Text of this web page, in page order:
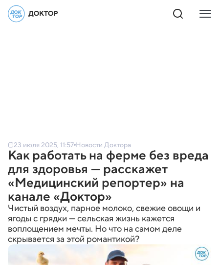
23 июля 2025, 11:57 Новости Доктора
Как работать на ферме без вреда
для здоровья — расскажет
«Медицинский репортер» на
канале «Доктор»
Чистый воздух, парное молоко, свежие овощи и
ягоды с грядки — сельская жизнь кажется
воплощением мечты. Но что на самом деле
скрывается за этой романтикой?